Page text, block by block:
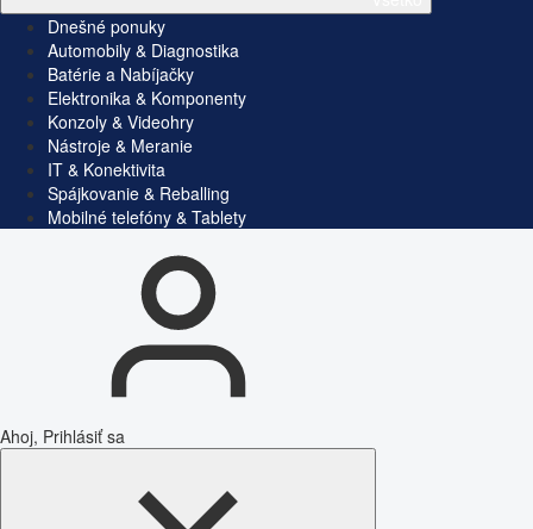
Dnešné ponuky
Automobily & Diagnostika
Batérie a Nabíjačky
Elektronika & Komponenty
Konzoly & Videohry
Nástroje & Meranie
IT & Konektivita
Spájkovanie & Reballing
Mobilné telefóny & Tablety
Ahoj, Prihlásiť sa